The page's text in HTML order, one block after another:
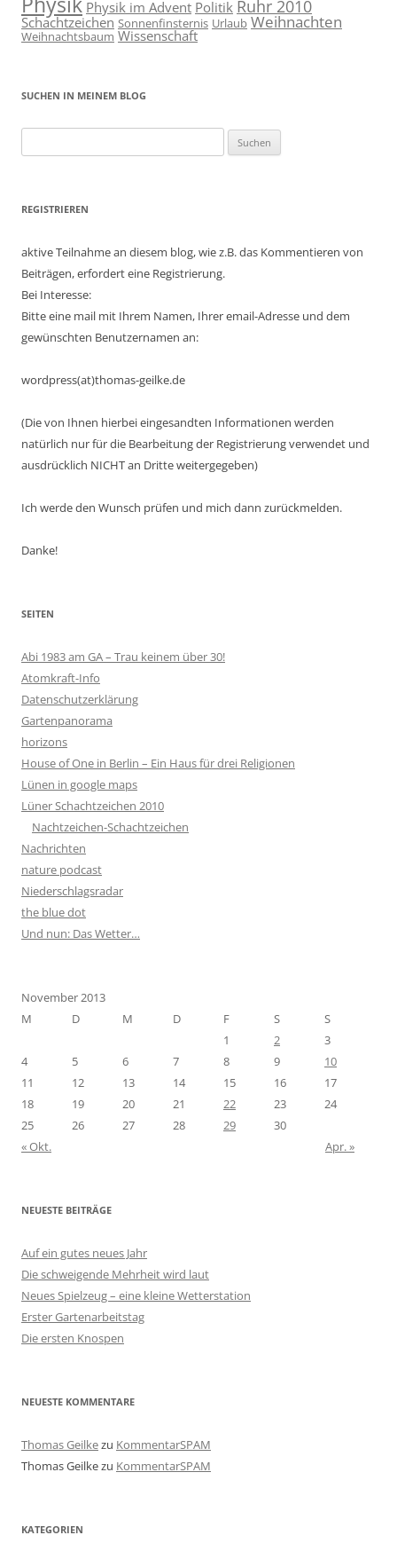
Physik im Advent Politik Ruhr 2010
Schachtzeichen Sonnenfinsternis Urlaub Weihnachten
Weihnachtsbaum Wissenschaft
SUCHEN IN MEINEM BLOG
nach:
REGISTRIEREN
aktive Teilnahme an diesem blog, wie z.B. das Kommentieren von
Beiträgen, erfordert eine Registrierung.
Bei Interesse:
Bitte eine mail mit Ihrem Namen, Ihrer email-Adresse und dem
gewünschten Benutzernamen an:
wordpress(at)thomas-geilke.de
(Die von Ihnen hierbei eingesandten Informationen werden
natürlich nur für die Bearbeitung der Registrierung verwendet und
ausdrücklich NICHT an Dritte weitergegeben)
Ich werde den Wunsch prüfen und mich dann zurückmelden.
Danke!
SEITEN
Abi 1983 am GA – Trau keinem über 30!
Atomkraft-Info
Datenschutzerklärung
Gartenpanorama
horizons
House of One in Berlin – Ein Haus für drei Religionen
Lünen in google maps
Lüner Schachtzeichen 2010
Nachtzeichen-Schachtzeichen
Nachrichten
nature podcast
Niederschlagsradar
the blue dot
Und nun: Das Wetter…
November 2013
M
D M D F S
S
1
2
3
4
5 6 7 8 9
10
11
12 13 14 15 16
17
18
19 20 21 22 23
24
25
26 27 28 29
30
« Okt.
Apr. »
NEUESTE BEITRÄGE
Auf ein gutes neues Jahr
Die schweigende Mehrheit wird laut
Neues Spielzeug – eine kleine Wetterstation
Erster Gartenarbeitstag
Die ersten Knospen
NEUESTE KOMMENTARE
Thomas Geilkezu KommentarSPAM
Thomas Geilkezu KommentarSPAM
KATEGORIEN